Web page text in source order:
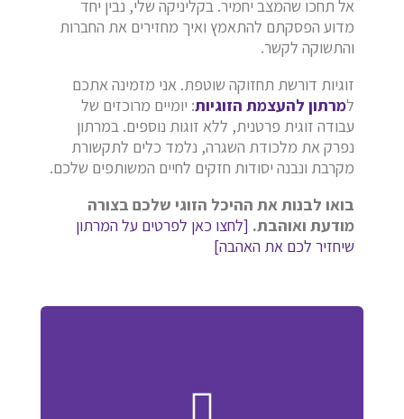
אל תחכו שהמצב יחמיר. בקליניקה שלי, נבין יחד
מדוע הפסקתם להתאמץ ואיך מחזירים את החברות
והתשוקה לקשר.
זוגיות דורשת תחזוקה שוטפת. אני מזמינה אתכם
למרתון להעצמת הזוגיות: יומיים מרוכזים של
עבודה זוגית פרטנית, ללא זוגות נוספים. במרתון
נפרק את מלכודת השגרה, נלמד כלים לתקשורת
מקרבת ונבנה יסודות חזקים לחיים המשותפים שלכם.
בואו לבנות את ההיכל הזוגי שלכם בצורה
מודעת ואוהבת. [לחצו כאן לפרטים על המרתון
שיחזיר לכם את האהבה]